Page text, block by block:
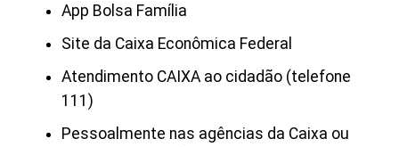
App Bolsa Família
Site da Caixa Econômica Federal
Atendimento CAIXA ao cidadão (telefone
111)
Pessoalmente nas agências da Caixa ou